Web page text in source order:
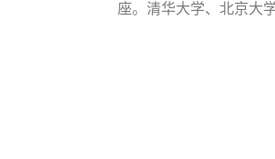
座。清华大学、北京大